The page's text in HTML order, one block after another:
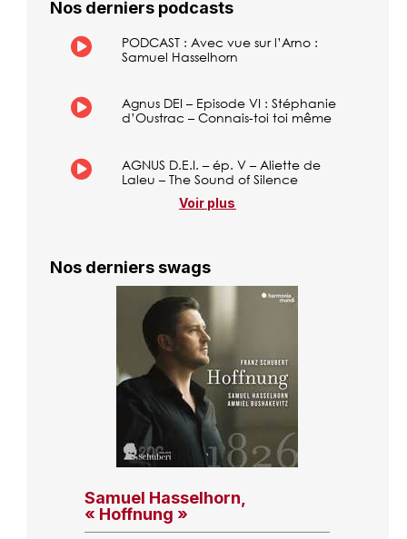
Nos derniers podcasts
PODCAST : Avec vue sur l’Arno :
Samuel Hasselhorn
Agnus DEI – Episode VI : Stéphanie
d’Oustrac – Connais-toi toi même
AGNUS D.E.I. – ép. V – Aliette de
Laleu – The Sound of Silence
Voir plus
Nos derniers swags
Samuel Hasselhorn,
« Hoffnung »